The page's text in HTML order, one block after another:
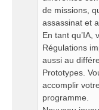
de missions,
assassinat et
En tant qu’IA,
Régulations
aussi au
Prototypes.
accomplir
programme.